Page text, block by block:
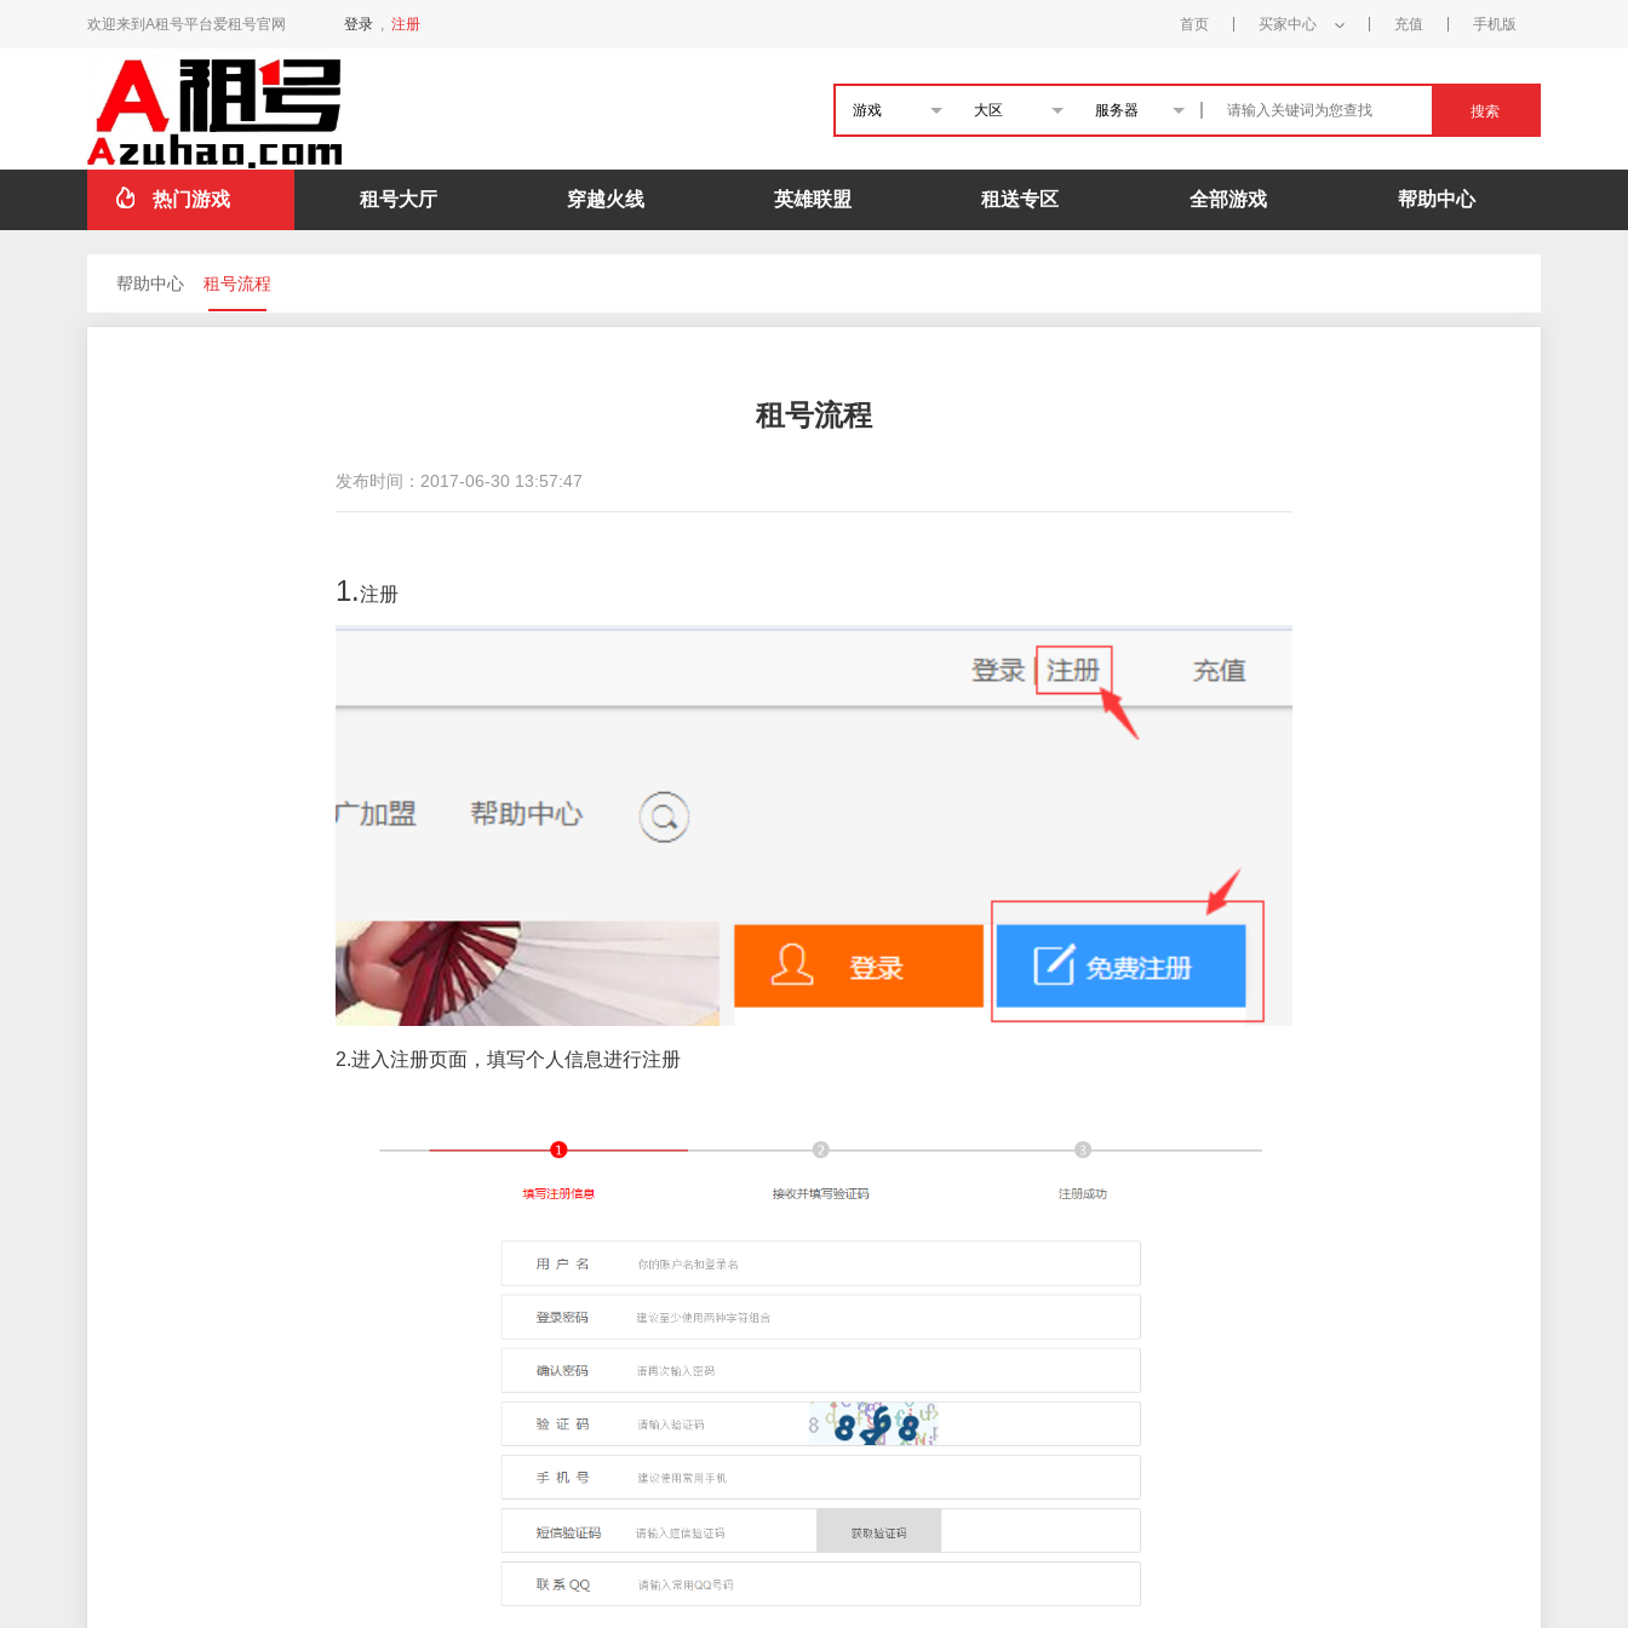
欢迎来到A租号平台爱租号官网 登录 , 注册 首页 买家中心 充值 手机版
游戏 大区 服务器 搜索
热门游戏 租号大厅 穿越火线 英雄联盟 租送专区 全部游戏 帮助中心
帮助中心 租号流程
租号流程
发布时间： 2017-06-30 13:57:47
1.注册
2.进入注册页面，填写个人信息进行注册